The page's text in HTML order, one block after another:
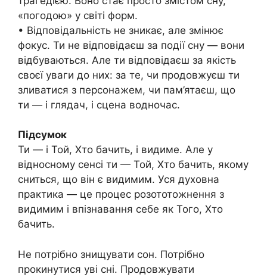
«погодою» у світі форм.
• Відповідальність не зникає, але змінює
фокус. Ти не відповідаєш за події сну — вони
відбуваються. Але ти відповідаєш за якість
своєї уваги до них: за те, чи продовжуєш ти
зливатися з персонажем, чи пам’ятаєш, що
ти — і глядач, і сцена водночас.
Підсумок
Ти — і Той, Хто бачить, і видиме. Але у
відносному сенсі ти — Той, Хто бачить, якому
сниться, що він є видимим. Уся духовна
практика — це процес розототожнення з
видимим і впізнавання себе як Того, Хто
бачить.
Не потрібно знищувати сон. Потрібно
прокинутися уві сні. Продовжувати